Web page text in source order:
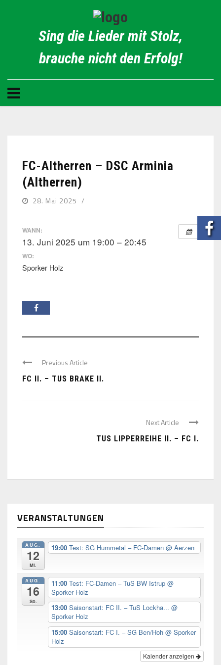
Sing die Lieder mit Stolz,
brauche nicht den Erfolg!
FC-Altherren – DSC Arminia
(Altherren)
28. Mai 2025
WANN:
13. Juni 2025 um 19:00 – 20:45
WO:
Sporker Holz
Previous Article
FC II. – TUS BRAKE II.
Next Article
TUS LIPPERREIHE II. – FC I.
VERANSTALTUNGEN
AUG.
12
Mi.
19:00 Test: SG Hummetal – FC-Damen @ Aerzen
AUG.
16
So.
11:00 Test: FC-Damen – TuS BW Istrup @
Sporker Holz
13:00 Saisonstart: FC II. – TuS Lockha... @
Sporker Holz
15:00 Saisonstart: FC I. – SG Ben/Hoh @ Sporker
Holz
Kalender anzeigen